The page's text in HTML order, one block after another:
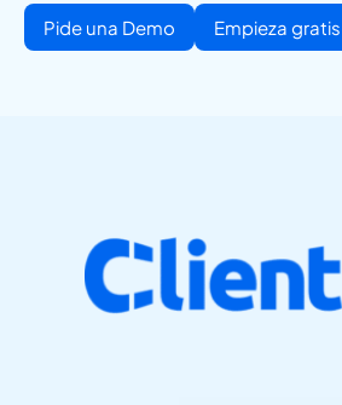
Pide una Demo Empieza gratis